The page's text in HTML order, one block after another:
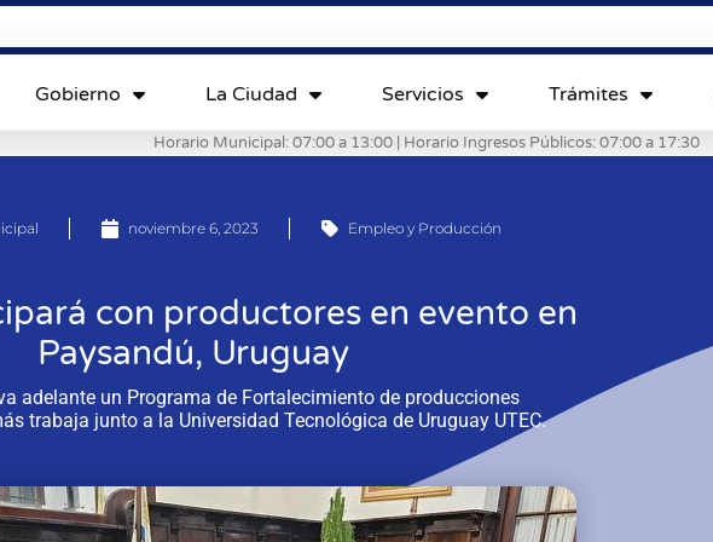
Gobierno La Ciudad Servicios Trámites
Horario Municipal: 07:00 a 13:00 | Horario Ingresos Públicos: 07:00 a 17:30
noviembre 6, 2023 Empleo y Producción
con productores en evento en
Paysandú, Uruguay
adelante un Programa de Fortalecimiento de producciones
trabaja junto a la Universidad Tecnológica de Uruguay UTEC.